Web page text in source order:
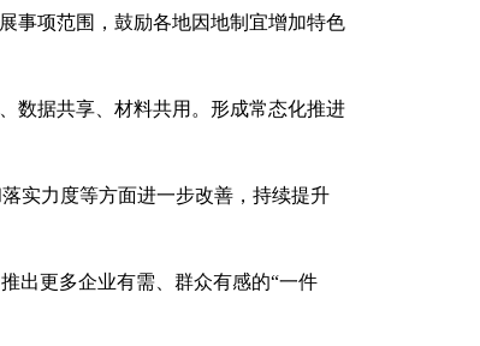
事项范围，鼓励各地因地制宜增加特色
数据共享、材料共用。形成常态化推进
实力度等方面进一步改善，持续提升
出更多企业有需、群众有感的“一件